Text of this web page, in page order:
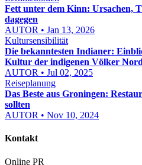
Fett unter dem Kinn: Ursachen,
dagegen
AUTOR • Jan 13, 2026
Kultursensibilität
Die bekanntesten Indianer:
Kultur der indigenen Völker
AUTOR • Jul 02, 2025
Reiseplanung
Das Beste aus Groningen:
sollten
AUTOR • Nov 10, 2024
Kontakt
Online PR